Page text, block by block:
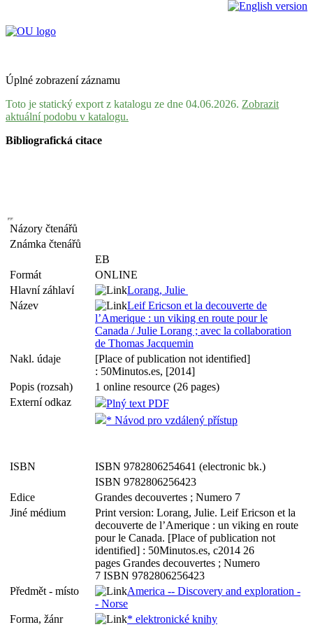
Úplné zobrazení záznamu
Toto je statický export z katalogu ze dne 04.06.2026. Zobrazit
aktuální podobu v katalogu.
Bibliografická citace
Názory čtenářů
Známka čtenářů
EB
Formát
ONLINE
Hlavní záhlaví
Lorang, Julie
Název
Leif Ericson et la decouverte de
l’Amerique : un viking en route pour le
Canada / Julie Lorang ; avec la collaboration
de Thomas Jacquemin
Nakl. údaje
[Place of publication not identified]
: 50Minutos.es, [2014]
Popis (rozsah)
1 online resource (26 pages)
Externí odkaz
Plný text PDF
* Návod pro vzdálený přístup
ISBN
ISBN 9782806254641 (electronic bk.)
ISBN 9782806256423
Edice
Grandes decouvertes ; Numero 7
Jiné médium
Print version: Lorang, Julie. Leif Ericson et la
decouverte de l’Amerique : un viking en route
pour le Canada. [Place of publication not
identified] : 50Minutos.es, c2014 26
pages Grandes decouvertes ; Numero
7 ISBN 9782806256423
Předmět - místo
America -- Discovery and exploration -
- Norse
Forma, žánr
* elektronické knihy